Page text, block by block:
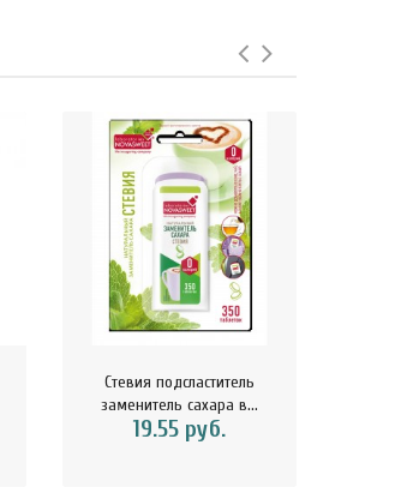
Стевия подсластитель
заменитель сахара в...
19.55 руб.